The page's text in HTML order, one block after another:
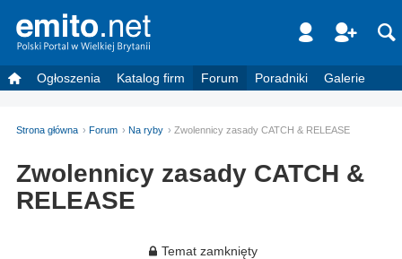
Ogłoszenia Katalog firm Forum Poradniki Galerie
Strona główna Forum Na ryby Zwolennicy zasady CATCH & RELEASE
Zwolennicy zasady CATCH &
RELEASE
Temat zamknięty